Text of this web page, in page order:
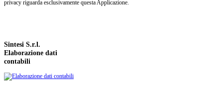
privacy riguarda esclusivamente questa Applicazione.
Sintesi S.r.l.
Elaborazione dati
contabili